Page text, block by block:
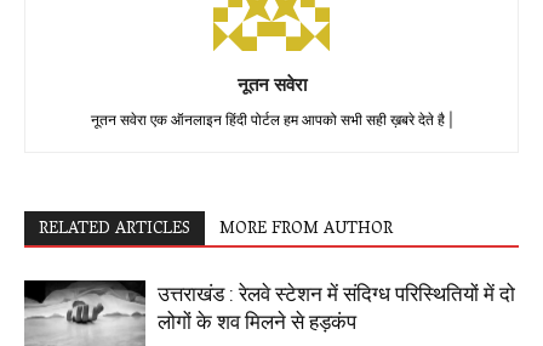
नूतन सवेरा
नूतन सवेरा एक ऑनलाइन हिंदी पोर्टल हम आपको सभी सही ख़बरे देते है |
RELATED ARTICLES MORE FROM AUTHOR
उत्तराखंड : रेलवे स्टेशन में संदिग्ध परिस्थितियों में दो
लोगों के शव मिलने से हड़कंप